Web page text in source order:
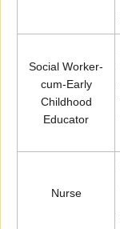
Social Worker-
cum-Early
Childhood
Educator
Nurse